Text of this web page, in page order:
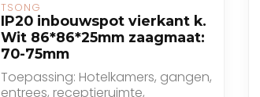
TSONG
IP20 inbouwspot vierkant k.
Wit 86*86*25mm zaagmaat:
70-75mm
Toepassing: Hotelkamers, gangen,
entrees, receptieruimte,